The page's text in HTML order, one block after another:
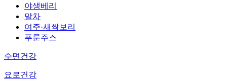
야생베리
말차
여주·새싹보리
푸룬주스
수면건강
요로건강